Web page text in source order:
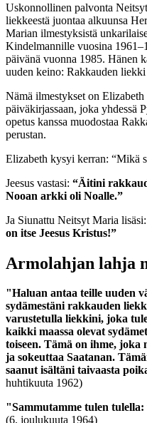
Uskonnollinen palvonta
liekkeestä juontaa alkuunsa
Marian ilmestyksistä
Kindelmannille vuosina
päivänä vuonna 1985. Hänen
uuden keino: Rakkauden liekki
Nämä ilmestykset on
päiväkirjassaan, joka yhdessä
opetus kanssa muodostaa
perustan.
Elizabeth kysyi kerran: “Mikä
Jeesus vastasi: “Äitini
Nooan arkki oli Noalle.”
Ja Siunattu Neitsyt Maria lisäsi:
on itse Jeesus Kristus!”
Armolahjan lahja
"Haluan antaa teille uuden
sydämestäni rakkauden
varustetulla liekkini, joka
kaikki maassa olevat
toiseen. Tämä on ihme,
ja sokeuttaa Saatanan.
saanut isältäni taivaasta
huhtikuuta 1962)
"Sammutamme tulen
(6. joulukuuta 1964)